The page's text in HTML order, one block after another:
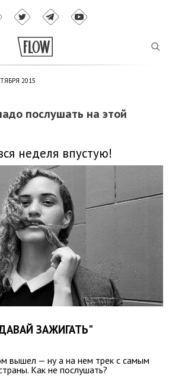
2015
послушать на этой
неделя впустую!
ЗАЖИГАТЬ"
вышел — ну а на нем трек с самым
Как не послушать?